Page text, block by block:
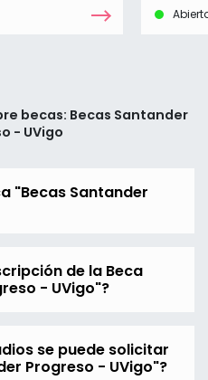
becas: Becas Santander
- UVigo
"Becas Santander
de la Beca
- UVigo"?
se puede solicitar
Progreso - UVigo"?